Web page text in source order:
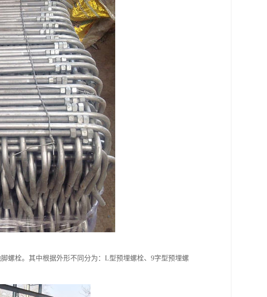
螺栓。其中根据外形不同分为：L型预埋螺栓、9字型预埋螺